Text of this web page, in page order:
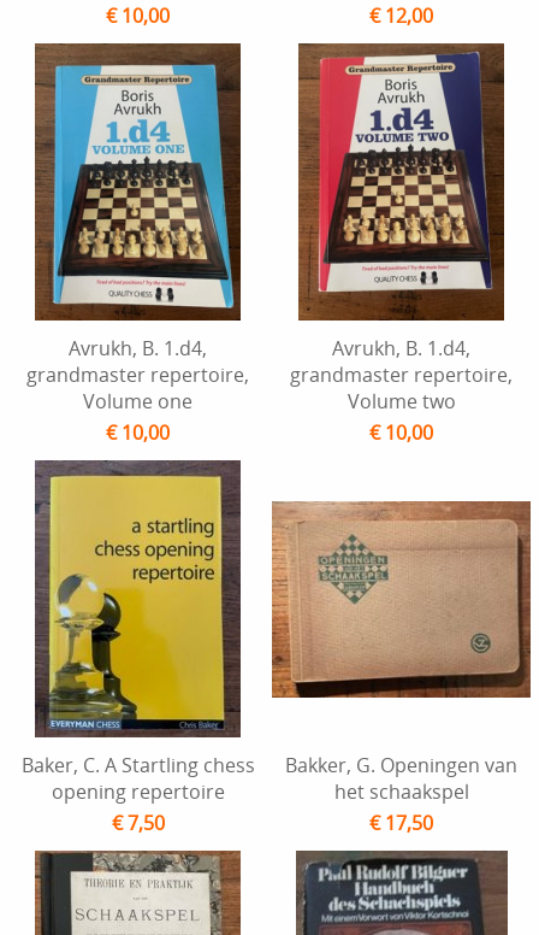
€ 10,00
€ 12,00
Avrukh, B. 1.d4,
grandmaster repertoire,
Volume one
€ 10,00
Avrukh, B. 1.d4,
grandmaster repertoire,
Volume two
€ 10,00
Baker, C. A Startling chess
opening repertoire
€ 7,50
Bakker, G. Openingen van
het schaakspel
€ 17,50